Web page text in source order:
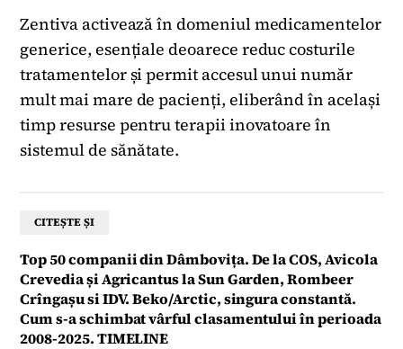
Zentiva activează în domeniul medicamentelor
generice, esențiale deoarece reduc costurile
tratamentelor și permit accesul unui număr
mult mai mare de pacienți, eliberând în același
timp resurse pentru terapii inovatoare în
sistemul de sănătate.
CITEȘTE ȘI
Top 50 companii din Dâmbovița. De la COS, Avicola
Crevedia și Agricantus la Sun Garden, Rombeer
Crîngașu si IDV. Beko/Arctic, singura constantă.
Cum s-a schimbat vârful clasamentului în perioada
2008-2025. TIMELINE